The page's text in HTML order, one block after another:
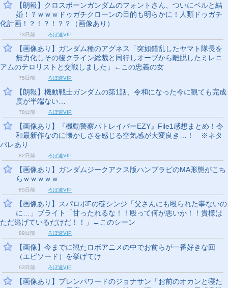
【朗報】クロスボーンガンダムのフォントさん、ついにベルと結
婚！？ｗｗｗドゥガチクローンの目的も明らかに！人類ドゥガチ
化計画！？！？！？？（画像あり）
73日前 ろぼ速VIP
【画像あり】ガンダム種のアグネス「突如錯乱したヤマト隊長を
無力化しその後クライン総裁と同行しオーブから離脱したミレニ
アムのテロリストと交戦しました」←この忠義の女
75日前 ろぼ速VIP
【朗報】機動戦士ガンダムの第1話、令和になった今に観ても完成
度が半端ない…
78日前 ろぼ速VIP
【画像あり】『機動警察パトレイバーEZY』File1感想まとめ！令
和最新作なのに懐かしさを感じる空気感が大変良き…！ ※ネタ
バレあり
82日前 ろぼ速VIP
【画像あり】ガンダムジークアクス版ハンブラビのMA形態がこち
らｗｗｗｗｗ
85日前 ろぼ速VIP
【画像あり】スパロボFの碇シンジ「父さんにも殴られた事ないの
に…」ブライト「甘ったれるな！！殴って何が悪いか！！貴様は
ただ逃げているだけだ！！」←このシーン
89日前 ろぼ速VIP
【画像】今までに観たロボアニメの中でお前らが一番好きな回
（エピソード）を挙げてけ
93日前 ろぼ速VIP
【画像あり】ブレンパワードのジョナサン「お前のオカンと寝た